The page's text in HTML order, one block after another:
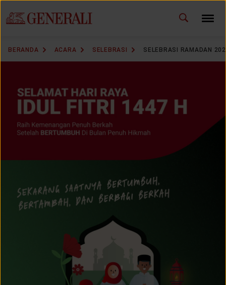
BERANDA ACARA SELEBRASI SELEBRASI RAMADAN
GANTI BAHASA ID EN
DOWNLOAD GEN ICLICK
HUBUNGI KAMI
KANTOR PEMASARAN
SOLUSI KAMI
ARTIKEL DAN BERITA